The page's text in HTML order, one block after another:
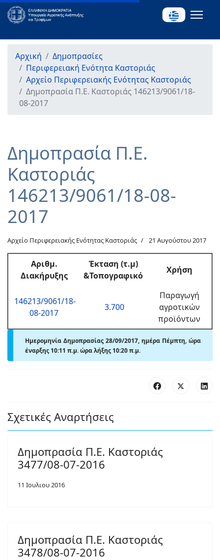
Αρχική
Δημοπρασίες
Περιφερειακή Ενότητα Καστοριάς
Αρχείο Περιφερειακής Ενότητας Καστοριάς
Δημοπρασία Π.Ε. Καστοριάς 146213/9061/18-
08-2017
Δημοπρασία Π.Ε.
Καστοριάς
146213/9061/18-08-
2017
Αρχείο Περιφερειακής Ενότητας Καστοριάς 21 Αυγούστου 2017
Αριθμ.
Διακήρυξης
Έκταση (τ.μ)
&Τοπογραφικό
Χρήση
146213/9061/18-
08-2017
3.700
Παραγωγή
αγροτικών
προϊόντων
Ημερομηνία Δημοπρασίας 28/09/2017, ημέρα Πέμπτη, ώρα
έναρξης 10:11 π.μ.ώρα λήξης 10:20 π.μ.
Σχετικές Αναρτήσεις
Δημοπρασία Π.Ε. Καστοριάς
3477/08-07-2016
11 Ιουλιου 2016
Δημοπρασία Π.Ε. Καστοριάς
3478/08-07-2016